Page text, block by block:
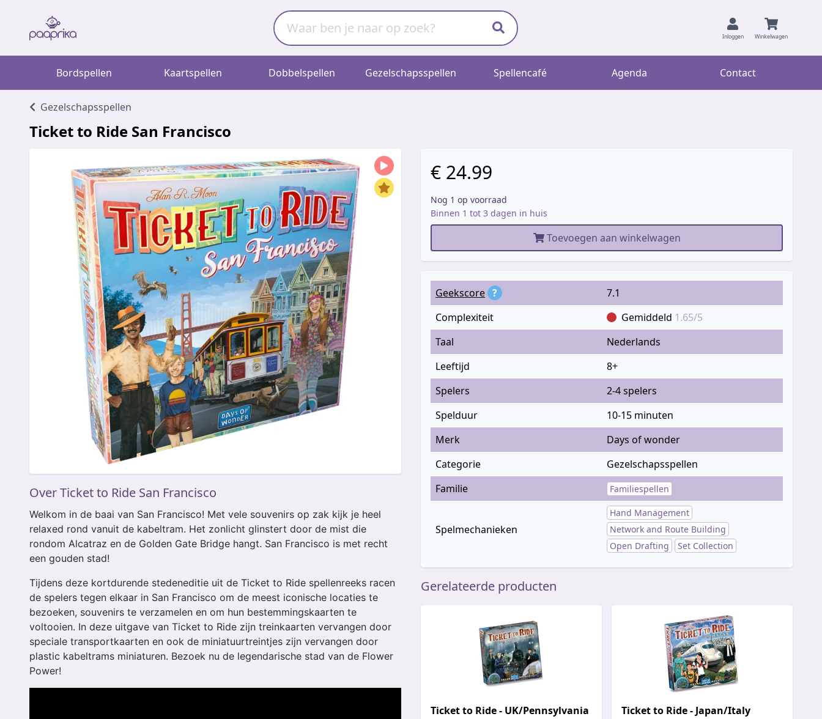
Inloggen Winkelwagen
Bordspellen Kaartspellen Dobbelspellen Gezelschapsspellen Spellencafé Agenda Contact
Gezelschapsspellen
Ticket to Ride San Francisco
Over Ticket to Ride San Francisco
Welkom in de baai van San Francisco! Met vele souvenirs op zak kijk je heel
relaxed rond vanuit de kabeltram. Het zonlicht glinstert door de mist die
rondom Alcatraz en de Golden Gate Bridge hangt. San Francisco is met recht
een gouden stad!
Tijdens deze kortdurende stedeneditie uit de Ticket to Ride spellenreeks racen
de spelers tegen elkaar in San Francisco om de meest iconische locaties te
bezoeken, souvenirs te verzamelen en om hun bestemmingskaarten te
voltooien. In deze uitgave van Ticket to Ride zijn treinkaarten vervangen door
speciale transportkaarten en ook de miniatuurtreintjes zijn vervangen door
plastic kabeltrams miniaturen. Bezoek nu de legendarische stad van de Flower
Power!
€ 24.99
Nog 1 op voorraad
Binnen 1 tot 3 dagen in huis
Toevoegen aan winkelwagen
Geekscore ?
7.1
Complexiteit
Gemiddeld 1.65/5
Taal
Nederlands
Leeftijd
8+
Spelers
2-4 spelers
Spelduur
10-15 minuten
Merk
Days of wonder
Categorie
Gezelschapsspellen
Familie
Familiespellen
Spelmechanieken
Hand Management
Network and Route Building
Open Drafting
Set Collection
Gerelateerde producten
Ticket to Ride - UK/Pennsylvania Ticket to Ride - Japan/Italy